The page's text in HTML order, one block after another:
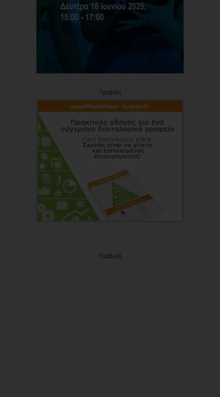
Προβολή
Προβολή